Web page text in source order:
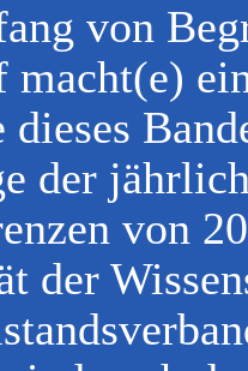
von
der
von
der